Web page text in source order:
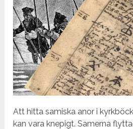
Att hitta samiska anor i
kan vara knepigt. Samerna